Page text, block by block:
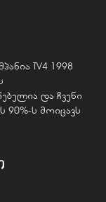
TV4 1998
და ჩვენი
ს მოიცავს